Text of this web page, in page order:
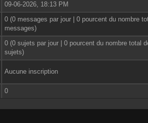
09-06-2026, 18:13 PM
0 (0 messages par jour | 0 pourcent du nombre
messages)
0 (0 sujets par jour | 0 pourcent du nombre total
sujets)
Aucune inscription
0